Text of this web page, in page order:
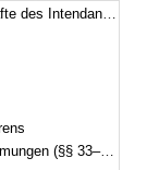
des Intendanten
(§§ 33–34)